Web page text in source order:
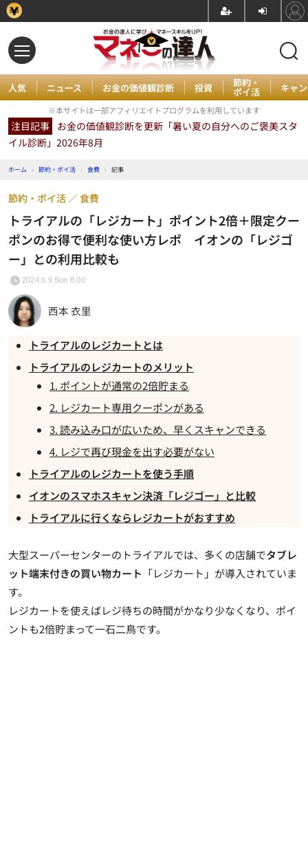
人気 ニュース お金の価値観診断 投資 節約・
ポイ活 キャ
※本サイトは一部アフィリエイトプログラムを利用しています
注目記事 お金の価値観診断を更新「暑い夏の自分へのご褒美スタ
イル診断」2026年8月
ホーム › 節約・ポイ活 › 食費 › 記事
トライアルの「レジカート」ポイント2倍＋限定クー
ポンのお得で便利な使い方レポ イオンの「レジゴ
ー」との利用比較も
節約・ポイ活 食費
2024.6.9 Sun 8:00
西本 衣里
トライアルのレジカートとは
トライアルのレジカートのメリット
1. ポイントが通常の2倍貯まる
2. レジカート専用クーポンがある
3. 読み込み口が広いため、早くスキャンできる
4. レジで再び現金を出す必要がない
トライアルのレジカートを使う手順
イオンのスマホスキャン決済「レジゴー」と比較
トライアルに行くならレジカートがおすすめ
大型スーパーセンターのトライアルでは、多くの店舗でタブレ
ット端末付きの買い物カート 「レジカート 」が導入されていま
す。
レジカートを使えばレジ待ちの時間がかなり少なくなり、 ポイ
ントも2倍貯まって一石二鳥です。